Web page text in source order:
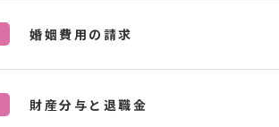
婚姻費用の請求
財産分与と退職金